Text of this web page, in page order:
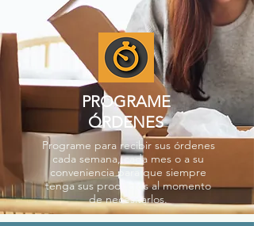
PROGRAME
ÓRDENES
Programe para recibir sus órdenes
cada semana, cada mes o a su
conveniencia para que siempre
tenga sus productos al momento
de necesitarlos.